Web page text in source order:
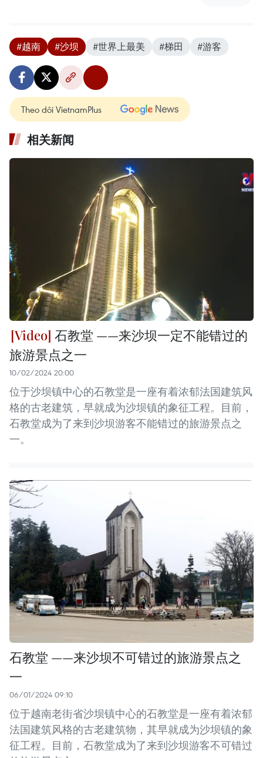
#越南 #沙坝 #世界上最美 #梯田 #游客
Theo dõi VietnamPlus
相关新闻
石教堂 ——来沙坝一定不能错过的
旅游景点之一
10/02/2024 20:00
位于沙坝镇中心的石教堂是一座有着浓郁法国建筑风
格的古老建筑，早就成为沙坝镇的象征工程。目前，
石教堂成为了来到沙坝游客不能错过的旅游景点之
一。
石教堂 ——来沙坝不可错过的旅游景点之
一
06/01/2024 09:10
位于越南老街省沙坝镇中心的石教堂是一座有着浓郁
法国建筑风格的古老建筑物，其早就成为沙坝镇的象
征工程。目前，石教堂成为了来到沙坝游客不可错过